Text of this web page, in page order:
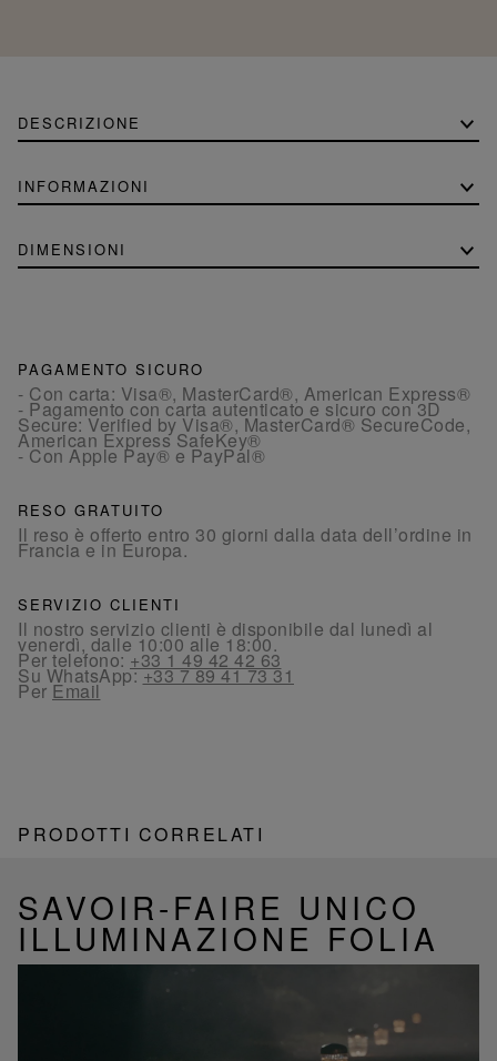
DESCRIZIONE
INFORMAZIONI
DIMENSIONI
PAGAMENTO SICURO
- Con carta: Visa®, MasterCard®, American Express®
- Pagamento con carta autenticato e sicuro con 3D
Secure: Verified by Visa®, MasterCard® SecureCode,
American Express SafeKey®
- Con Apple Pay® e PayPal®
RESO GRATUITO
Il reso è offerto entro 30 giorni dalla data dell’ordine in
Francia e in Europa.
SERVIZIO CLIENTI
Il nostro servizio clienti è disponibile dal lunedì al
venerdì, dalle 10:00 alle 18:00.
Per telefono:+33 1 49 42 42 63
Su WhatsApp:+33 7 89 41 73 31
PerEmail
PRODOTTI CORRELATI
SAVOIR-FAIRE UNICO
ILLUMINAZIONE FOLIA